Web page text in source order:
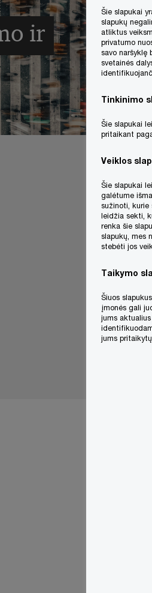
ir
Šie slapukai
slapukų
atliktus
privatumo
savo naršyklę
svetainės
Tinkinimo
Šie slapukai
pritaikant
Veiklos
Šie slapukai
galėtume
sužinoti, kurie
leidžia sekti,
renka šie
slapukų, mes
stebėti jos
Taikymo
Šiuos
įmonės gali
jums
jums